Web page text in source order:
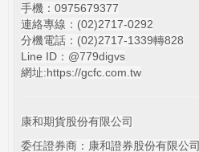
手機：0975679377
連絡專線：(02)2717-0292
分機電話：(02)2717-1339轉828
Line ID：@779digvs
網址:https://gcfc.com.tw
康和期貨股份有限公司
委任證券商：康和證券股份有限公司